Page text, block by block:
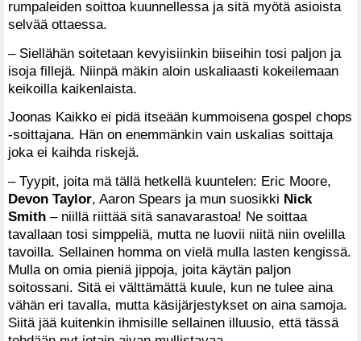
rumpaleiden soittoa kuunnellessa ja sitä myötä asioista
selvää ottaessa.
– Siellähän soitetaan kevyisiinkin biiseihin tosi paljon ja
isoja fillejä. Niinpä mäkin aloin uskaliaasti kokeilemaan
keikoilla kaikenlaista.
Joonas Kaikko ei pidä itseään kummoisena gospel chops
-soittajana. Hän on enemmänkin vain uskalias soittaja
joka ei kaihda riskejä.
– Tyypit, joita mä tällä hetkellä kuuntelen: Eric Moore,
Devon Taylor, Aaron Spears ja mun suosikki Nick
Smith – niillä riittää sitä sanavarastoa! Ne soittaa
tavallaan tosi simppeliä, mutta ne luovii niitä niin ovelilla
tavoilla. Sellainen homma on vielä mulla lasten kengissä.
Mulla on omia pieniä jippoja, joita käytän paljon
soitossani. Sitä ei välttämättä kuule, kun ne tulee aina
vähän eri tavalla, mutta käsijärjestykset on aina samoja.
Siitä jää kuitenkin ihmisille sellainen illuusio, että tässä